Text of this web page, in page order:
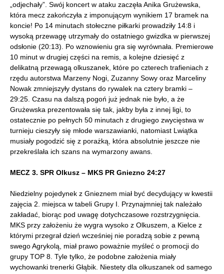
„odjechały”. Swój koncert w ataku zaczęła Anika Grużewska,
która mecz zakończyła z imponującym wynikiem 17 bramek na
koncie! Po 14 minutach stołeczne piłkarki prowadziły 14:8 i
wysoką przewagę utrzymały do ostatniego gwizdka w pierwszej
odsłonie (20:13). Po wznowieniu gra się wyrównała. Premierowe
10 minut w drugiej części na remis, a kolejne dziesięć z
delikatną przewagą olkuszanek, które po czterech trafieniach z
rzędu autorstwa Marzeny Nogi, Zuzanny Sowy oraz Marceliny
Nowak zmniejszyły dystans do rywalek na cztery bramki –
29:25. Czasu na dalszą pogoń już jednak nie było, a że
Grużewska prezentowała się tak, jakby była z innej ligi, to
ostatecznie po pełnych 50 minutach z drugiego zwycięstwa w
turnieju cieszyły się młode warszawianki, natomiast Lwiątka
musiały pogodzić się z porażką, która absolutnie jeszcze nie
przekreślała ich szans na wymarzony awans.
MECZ 3. SPR Olkusz – MKS PR Gniezno 24:27
Niedzielny pojedynek z Gnieznem miał być decydujący w kwestii
zajęcia 2. miejsca w tabeli Grupy I. Przynajmniej tak należało
zakładać, biorąc pod uwagę dotychczasowe rozstrzygnięcia.
MKS przy założeniu że wygra wysoko z Olkuszem, a Kielce z
którymi przegrał dzień wcześniej nie poradzą sobie z pewną
swego Agrykolą, miał prawo poważnie myśleć o promocji do
grupy TOP 8. Tyle tylko, że podobne założenia miały
wychowanki trenerki Głąbik. Niestety dla olkuszanek od samego